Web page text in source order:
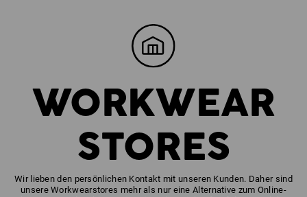
WORKWEAR
STORES
Wir lieben den persönlichen Kontakt mit unseren Kunden. Daher sind
unsere Workwearstores mehr als nur eine Alternative zum Online-